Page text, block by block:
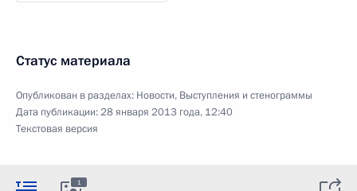
Статус материала
Опубликован в разделах: Новости, Выступления и стенограммы
Дата публикации:28 января 2013 года, 12:40
Текстовая версия
1